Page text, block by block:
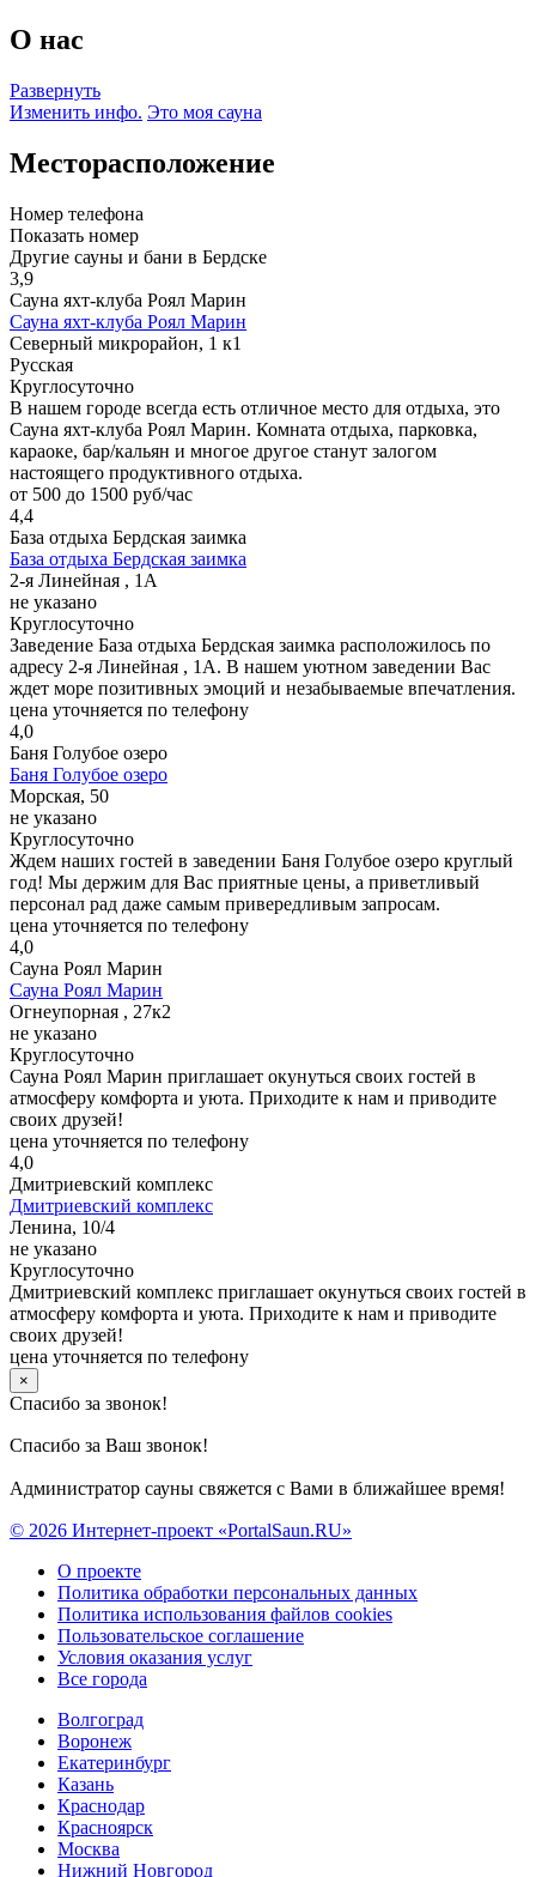
О нас
Развернуть
Изменить инфо. Это моя сауна
Месторасположение
Номер телефона
Показать номер
Другие сауны и бани в Бердске
3,9
Сауна яхт-клуба Роял Марин
Сауна яхт-клуба Роял Марин
Северный микрорайон, 1 к1
Русская
Круглосуточно
В нашем городе всегда есть отличное место для отдыха, это
Сауна яхт-клуба Роял Марин. Комната отдыха, парковка,
караоке, бар/кальян и многое другое станут залогом
настоящего продуктивного отдыха.
от 500 до 1500 руб/час
4,4
База отдыха Бердская заимка
База отдыха Бердская заимка
2-я Линейная , 1А
не указано
Круглосуточно
Заведение База отдыха Бердская заимка расположилось по
адресу 2-я Линейная , 1А. В нашем уютном заведении Вас
ждет море позитивных эмоций и незабываемые впечатления.
цена уточняется по телефону
4,0
Баня Голубое озеро
Баня Голубое озеро
Морская, 50
не указано
Круглосуточно
Ждем наших гостей в заведении Баня Голубое озеро круглый
год! Мы держим для Вас приятные цены, а приветливый
персонал рад даже самым привередливым запросам.
цена уточняется по телефону
4,0
Сауна Роял Марин
Сауна Роял Марин
Огнеупорная , 27к2
не указано
Круглосуточно
Сауна Роял Марин приглашает окунуться своих гостей в
атмосферу комфорта и уюта. Приходите к нам и приводите
своих друзей!
цена уточняется по телефону
4,0
Дмитриевский комплекс
Дмитриевский комплекс
Ленина, 10/4
не указано
Круглосуточно
Дмитриевский комплекс приглашает окунуться своих гостей в
атмосферу комфорта и уюта. Приходите к нам и приводите
своих друзей!
цена уточняется по телефону
×
Спасибо за звонок!
Спасибо за Ваш звонок!
Администратор сауны свяжется с Вами в ближайшее время!
© 2026 Интернет-проект «PortalSaun.RU»
О проекте
Политика обработки персональных данных
Политика использования файлов cookies
Пользовательское соглашение
Условия оказания услуг
Все города
Волгоград
Воронеж
Екатеринбург
Казань
Краснодар
Красноярск
Москва
Нижний Новгород